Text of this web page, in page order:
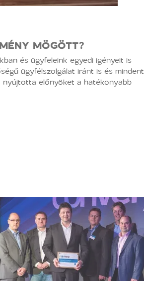
MÖGÖTT?
és ügyfeleink egyedi igényeit is
ügyfélszolgálat iránt is és mindent
nyújtotta előnyöket a hatékonyabb